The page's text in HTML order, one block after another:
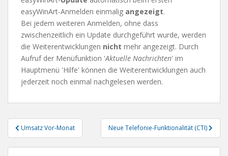
easyWinArt-Anmelden einmalig angezeigt.
Bei jedem weiteren Anmelden, ohne dass
zwischenzeitlich ein Update durchgeführt wurde, werden
die Weiterentwicklungen nicht mehr angezeigt. Durch
Aufruf der Menüfunktion 'Aktuelle Nachrichten' im
Hauptmenü 'Hilfe' können die Weiterentwicklungen auch
jederzeit noch einmal nachgelesen werden.
Beitragsnavigation
Umsatz Vor-Monat Neue Telefonie-Funktionalität (CTI)